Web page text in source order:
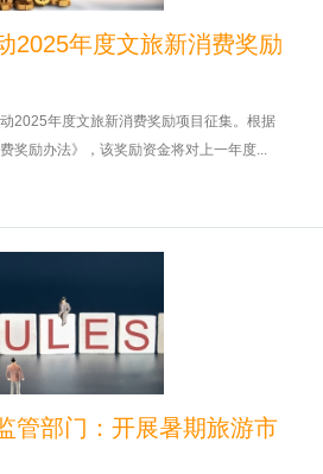
2025年度文旅新消费奖励
2025年度文旅新消费奖励项目征集。根据
奖励办法》，该奖励资金将对上一年度...
管部门：开展暑期旅游市